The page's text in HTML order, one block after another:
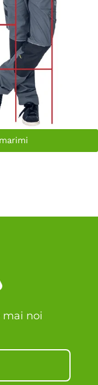
mai noi